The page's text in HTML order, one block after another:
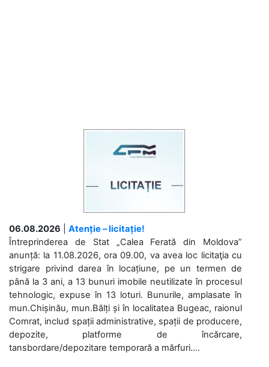
06.08.2026
Atenție – licitație!
Întreprinderea de Stat „Calea Ferată din Moldova”
anunță: la 11.08.2026, ora 09.00, va avea loc licitaţia cu
strigare privind darea în locațiune, pe un termen de
până la 3 ani, a 13 bunuri imobile neutilizate în procesul
tehnologic, expuse în 13 loturi. Bunurile, amplasate în
mun.Chișinău, mun.Bălți și în localitatea Bugeac, raionul
Comrat, includ spații administrative, spații de producere,
depozite, platforme de încărcare,
tansbordare/depozitare temporară a mărfuri....